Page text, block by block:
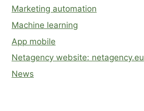
Marketing automation
Machine learning
App mobile
Netagency website: netagency.eu
News